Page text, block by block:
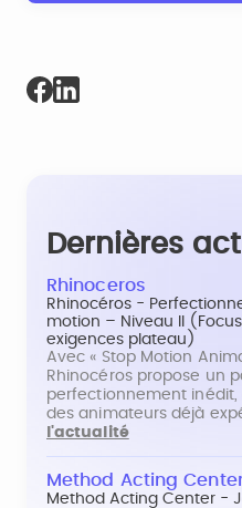
Dernières
Rhinoceros
Rhinocéros -
motion – Niveau II
exigences plateau)
Avec « Stop Motion
Rhinocéros propose un
perfectionnement
des animateurs déjà
l'actualité
Method Acting
Method Acting Center -